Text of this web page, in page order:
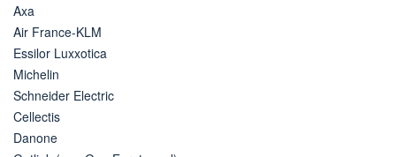
Axa
Air France-KLM
Essilor Luxxotica
Michelin
Schneider Electric
Cellectis
Danone